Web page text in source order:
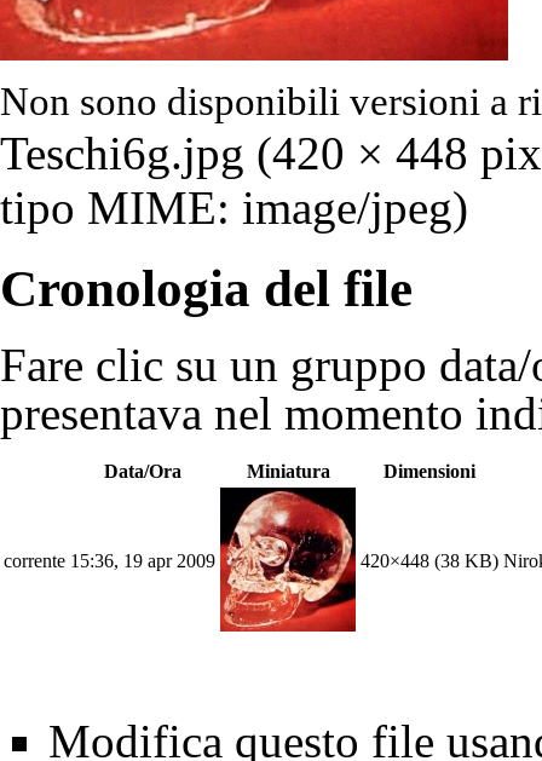
Non sono disponibili versioni a
Teschi6g.jpg (420 × 448
tipo MIME: image/jpeg)
Cronologia del file
Fare clic su un gruppo
presentava nel momento
Data/Ora Miniatura Dimensioni
corrente 15:36, 19 apr 2009 420×448 (38 KB)
Modifica questo file